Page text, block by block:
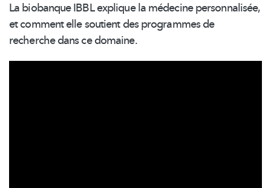
La biobanque IBBL explique la médecinepersonnalisée,
et comment elle soutient des programmes de
recherche dans ce domaine.